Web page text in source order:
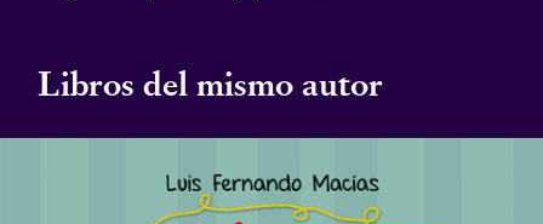
Libros del mismo autor